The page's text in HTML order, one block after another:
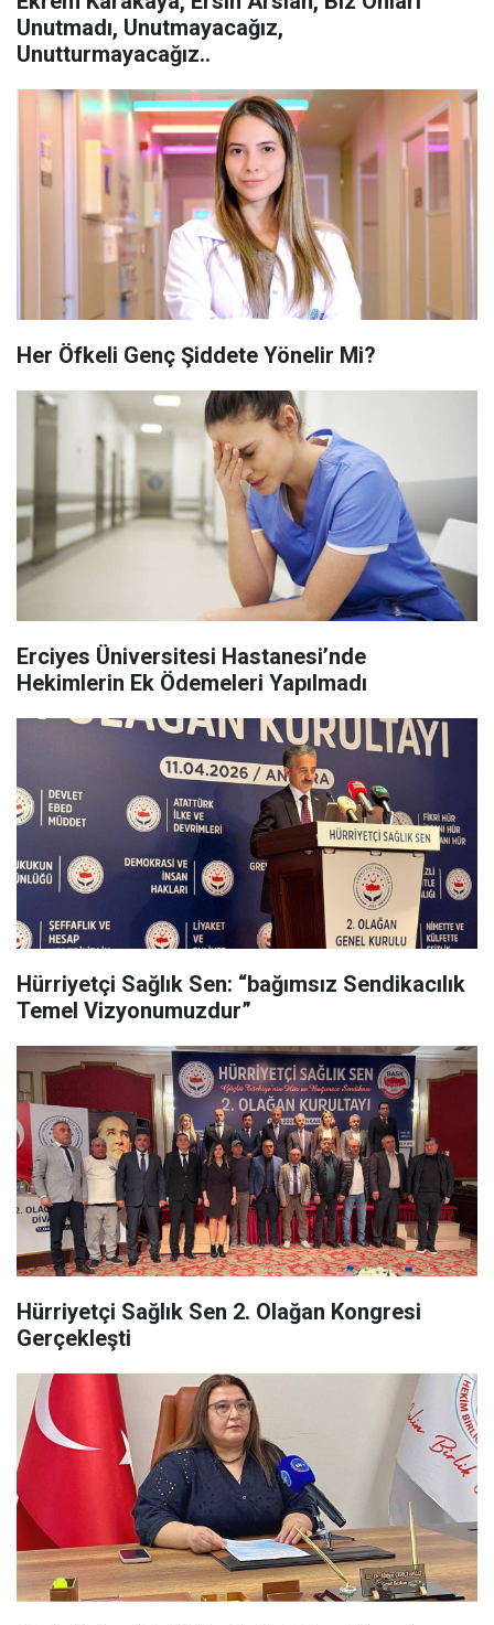
Unutmadı, Unutmayacağız,
Unutturmayacağız..
Her Öfkeli Genç Şiddete Yönelir Mi?
Erciyes Üniversitesi Hastanesi’nde
Hekimlerin Ek Ödemeleri Yapılmadı
Hürriyetçi Sağlık Sen: “bağımsız Sendikacılık
Temel Vizyonumuzdur”
Hürriyetçi Sağlık Sen 2. Olağan Kongresi
Gerçekleşti